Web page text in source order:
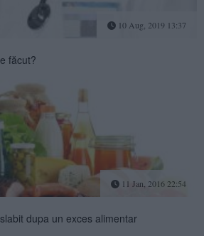
10 Aug, 2019 13:37
făcut?
11 Jan, 2016 22:54
dupa un exces alimentar